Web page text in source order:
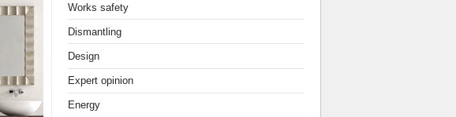
Works safety
Dismantling
Design
Expert opinion
Energy